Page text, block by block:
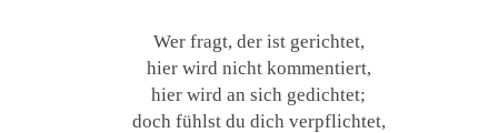
Wer fragt, der ist gerichtet,
hier wird nicht kommentiert,
hier wird an sich gedichtet;
doch fühlst du dich verpflichtet,